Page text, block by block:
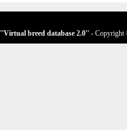
''Virtual breed database 2.0'' - Copyright